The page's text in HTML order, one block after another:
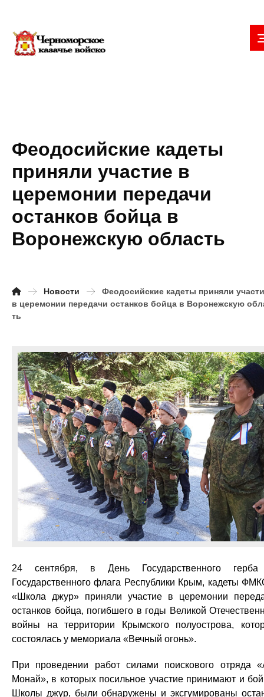
Феодосийские кадеты
приняли участие в
церемонии передачи
останков бойца в
Воронежскую область
Новости
Феодосийские кадеты приняли
в церемонии передачи останков бойца в Воронежскую
ть
24 сентября, в День Государственного
Государственного флага Республики Крым, кадеты
«Школа джур» приняли участие в церемонии
останков бойца, погибшего в годы Великой
войны на территории Крымского полуострова,
состоялась у мемориала «Вечный огонь».
При проведении работ силами поискового отряда
Монай», в которых посильное участие принимают и
Школы джур, были обнаружены и эксгумированы